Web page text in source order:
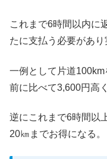
これまで6時間以内に
たに支払う必要があり
一例として片道
前に比べて3,600円高
逆にこれまで6時間以
20㎞までお得になる。